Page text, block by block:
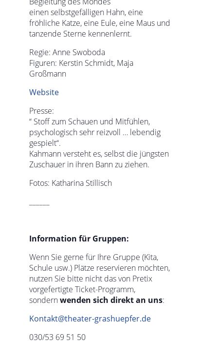
einen selbstgefälligen Hahn, eine
fröhliche Katze, eine Eule, eine Maus und
tanzende Sterne kennenlernt.
Regie: Anne Swoboda
Figuren: Kerstin Schmidt, Maja
Großmann
Website
Presse:
“ Stoff zum Schauen und Mitfühlen,
psychologisch sehr reizvoll … lebendig
gespielt“.
Kahmann versteht es, selbst die jüngsten
Zuschauer in ihren Bann zu ziehen.
Fotos: Katharina Stillisch
Information für Gruppen:
Wenn Sie gerne für Ihre Gruppe (Kita,
Schule usw.) Plätze reservieren möchten,
nutzen Sie bitte nicht das von Pretix
vorgefertigte Ticket-Programm,
sondernwenden sich direkt an uns:
Kontakt@theater-grashuepfer.de
030/53 69 51 50